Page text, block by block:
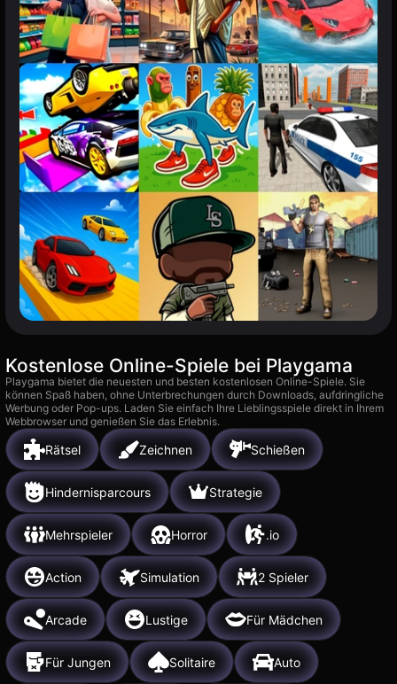
Kostenlose Online-Spiele bei Playgama
Playgama bietet die neuesten und besten kostenlosen Online-Spiele. Sie
können Spaß haben, ohne Unterbrechungen durch Downloads, aufdringliche
Werbung oder Pop-ups. Laden Sie einfach Ihre Lieblingsspiele direkt in Ihrem
Webbrowser und genießen Sie das Erlebnis.
Rätsel Zeichnen Schießen
Hindernisparcours Strategie
Mehrspieler Horror .io
Action Simulation 2 Spieler
Arcade Lustige Für Mädchen
Für Jungen Solitaire Auto